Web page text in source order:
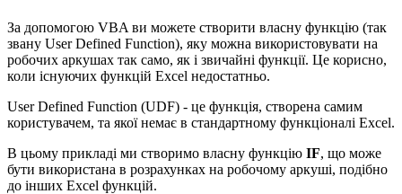
За допомогою VBA ви можете створити власну функцію (так
звану User Defined Function), яку можна використовувати на
робочих аркушах так само, як і звичайні функції. Це корисно,
коли існуючих функцій Excel недостатньо.
User Defined Function (UDF) - це функція, створена самим
користувачем, та якої немає в стандартному функціоналі Excel.
В цьому прикладі ми створимо власну функцію IF, що може
бути використана в розрахунках на робочому аркуші, подібно
до інших Excel функцій.